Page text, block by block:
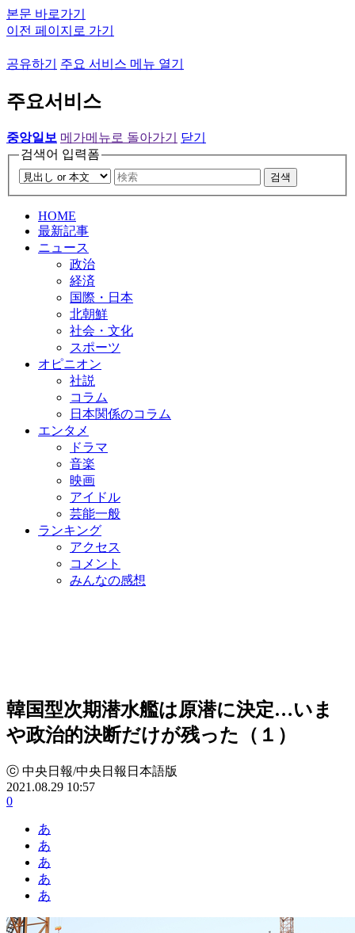
본문 바로가기
이전 페이지로 가기
공유하기 주요 서비스 메뉴 열기
주요서비스
중앙일보 메가메뉴로 돌아가기
닫기
검색어 입력폼
검색
HOME
最新記事
ニュース
政治
経済
国際・日本
北朝鮮
社会・文化
スポーツ
オピニオン
社説
コラム
日本関係のコラム
エンタメ
ドラマ
音楽
映画
アイドル
芸能一般
ランキング
アクセス
コメント
みんなの感想
韓国型次期潜水艦は原潜に決定…いま
や政治的決断だけが残った（１）
ⓒ 中央日報/中央日報日本語版
2021.08.29 10:57
0
あ
あ
あ
あ
あ